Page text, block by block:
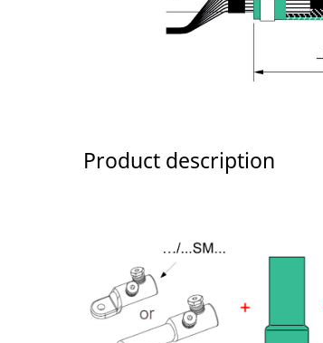
Product description